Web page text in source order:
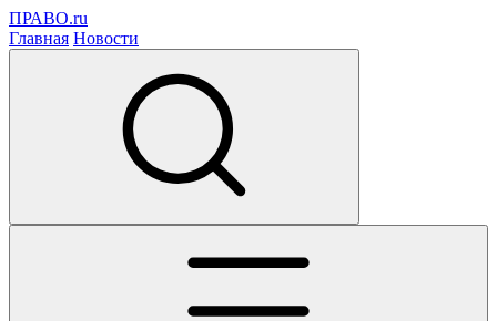
ПРАВО.ru
Главная Новости